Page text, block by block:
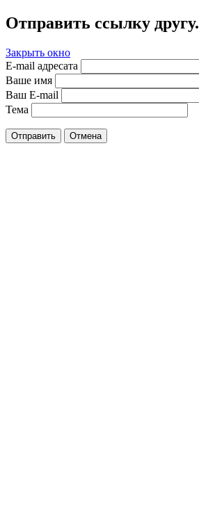
Отправить ссылку другу.
Закрыть окно
E-mail адресата
Ваше имя
Ваш E-mail
Тема
Отправить Отмена